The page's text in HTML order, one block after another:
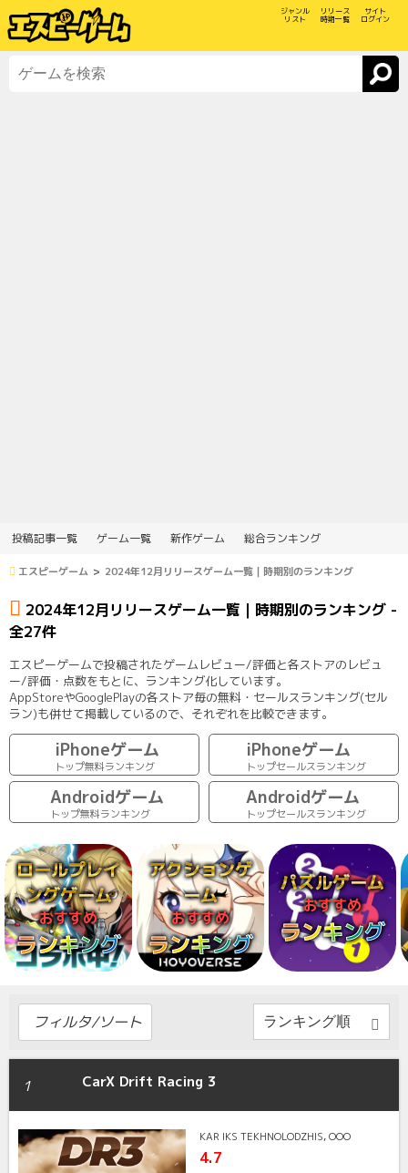
ジャンル
リスト
リリース
時期一覧
サイト
ログイン
投稿記事一覧 ゲーム一覧 新作ゲーム 総合ランキング
エスピーゲーム 2024年12月リリースゲーム一覧｜時期別のランキング
2024年12月リリースゲーム一覧｜時期別のランキング -
全27件
エスピーゲームで投稿されたゲームレビュー/評価と各ストアのレビュ
ー/評価・点数をもとに、ランキング化しています。
AppStoreやGooglePlayの各ストア毎の無料・セールスランキング(セル
ラン)も併せて掲載しているので、それぞれを比較できます。
iPhoneゲーム
トップ無料ランキング
iPhoneゲーム
トップセールスランキング
Androidゲーム
トップ無料ランキング
Androidゲーム
トップセールスランキング
ロールプレイ
ングゲーム
おすすめ
ランキング
アクションゲ
ーム
おすすめ
ランキング
パズルゲーム
おすすめ
ランキング
フィルタ/ソート
1 CarX Drift Racing 3
KAR IKS TEKHNOLODZHIS, OOO
4.7